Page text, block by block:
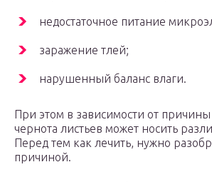
недостаточное питание
заражение тлей;
нарушенный баланс влаги.
При этом в зависимости от
чернота листьев может носить
Перед тем как лечить, нужно
причиной.